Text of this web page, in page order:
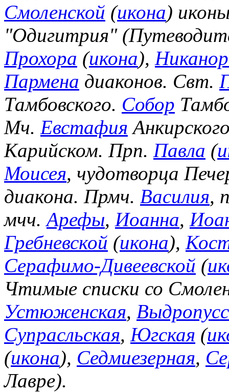
Смоленской (икона)
"Одигитрия"
Прохора (икона),
Пармена диаконов. Свт.
Тамбовского. Собор
Мч. Евстафия
Карийском. Прп. Павла (
Моисея, чудотворца
диакона. Прмч. Василия,
мчч.Арефы, Иоанна,
Гребневской (икона),
Серафимо-Дивеевской (
Чтимые списки со
Устюженская,
Супрасльская, Югская (
(икона), Седмиезерная,
Лавре).